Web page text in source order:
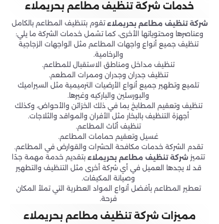
خدمات شركة تنظيف مطاعم بحريملاء
شركة تنظيف مطاعم بحريملاءتقوم بتنظيف المطاعم بالكامل
وعناصرها ومحتوياتها الأخرى، كما تشمل خدمات الشركة ما يلي:
تنظيف جميع أنواع واجهات المطاعم مثل الواجهات الزجاجية
والرخامية.
تنظيف مداخل ومناطق الاستقبال للمطاعم.
تنظيف جدران وجدران وممرات المطعم.
تلميع وتطهير جميع أنواع الأرضيات الترميمية مثل السيراميك
والبورسلين والباركيه وغيرها.
تنظيف وتعقيم المطابخ بما في ذلك الخزائن والأحواض، وكذلك
أجهزة التنظيف بالبخار مثل الأفران والمواقد والثلاجات.
تنظيف أثاث المطاعم.
غسيل وتعقيم حمامات المطاعم.
تقدم الشركة خدمات مكافحة الحشرات والقوارض في المطاعم.
تتميز شركة تنظيف مطاعم بحريملاء بتقديم خدمة مهمة جدًا
قد لا يجدها العميل في أي شركة أخرى مثل التنظيف والتطهير
وصيانة المكيفات.
تعطير المطاعم بأفضل أنواع المواد العطرية التي تملأ المكان
فرحة.
مميزات شركة تنظيف مطاعم بحريملاء